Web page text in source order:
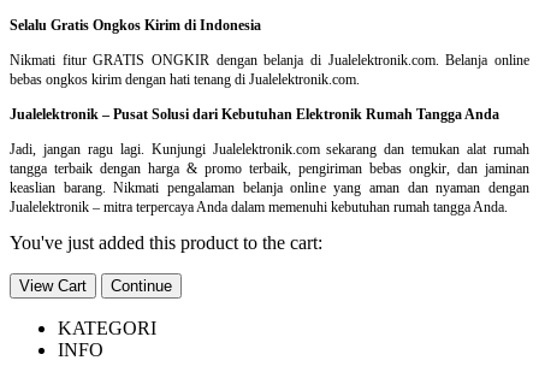
Selalu Gratis Ongkos Kirim di Indonesia
Nikmati fitur GRATIS ONGKIR dengan belanja di Jualelektronik.com. Belanja online
bebas ongkos kirim dengan hati tenang di Jualelektronik.com.
Jualelektronik – Pusat Solusi dari Kebutuhan Elektronik Rumah Tangga Anda
Jadi, jangan ragu lagi. Kunjungi Jualelektronik.com sekarang dan temukan alat rumah
tangga terbaik dengan harga & promo terbaik, pengiriman bebas ongkir, dan jaminan
keaslian barang. Nikmati pengalaman belanja online yang aman dan nyaman dengan
Jualelektronik – mitra terpercaya Anda dalam memenuhi kebutuhan rumah tangga Anda.
You've just added this product to the cart:
View Cart Continue
KATEGORI
INFO